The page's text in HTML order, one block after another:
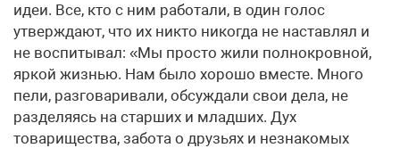
идеи. Все, кто с ним работали, в один голос
утверждают, что их никто никогда не наставлял и
не воспитывал: «Мы просто жили полнокровной,
яркой жизнью. Нам было хорошо вместе. Много
пели, разговаривали, обсуждали свои дела, не
разделяясь на старших и младших. Дух
товарищества, забота о друзьях и незнакомых